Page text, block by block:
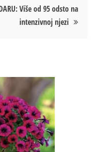
Više od 95 odsto na
intenzivnoj njezi